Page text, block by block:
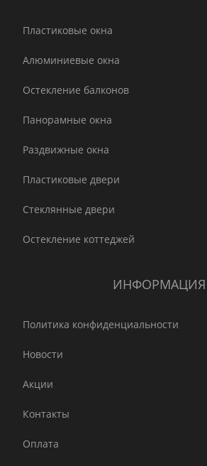
Пластиковые окна
Алюминиевые окна
Остекление балконов
Панорамные окна
Раздвижные окна
Пластиковые двери
Стеклянные двери
Остекление коттеджей
ИНФОРМАЦИЯ
Политика конфиденциальности
Новости
Акции
Контакты
Оплата